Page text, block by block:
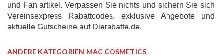
und Fan artikel. Verpassen Sie nichts und sichern Sie sich
Vereinsexpress Rabattcodes, exklusive Angebote und
aktuelle Gutscheine auf Dierabatte.de.
ANDERE KATEGORIEN MAC COSMETICS